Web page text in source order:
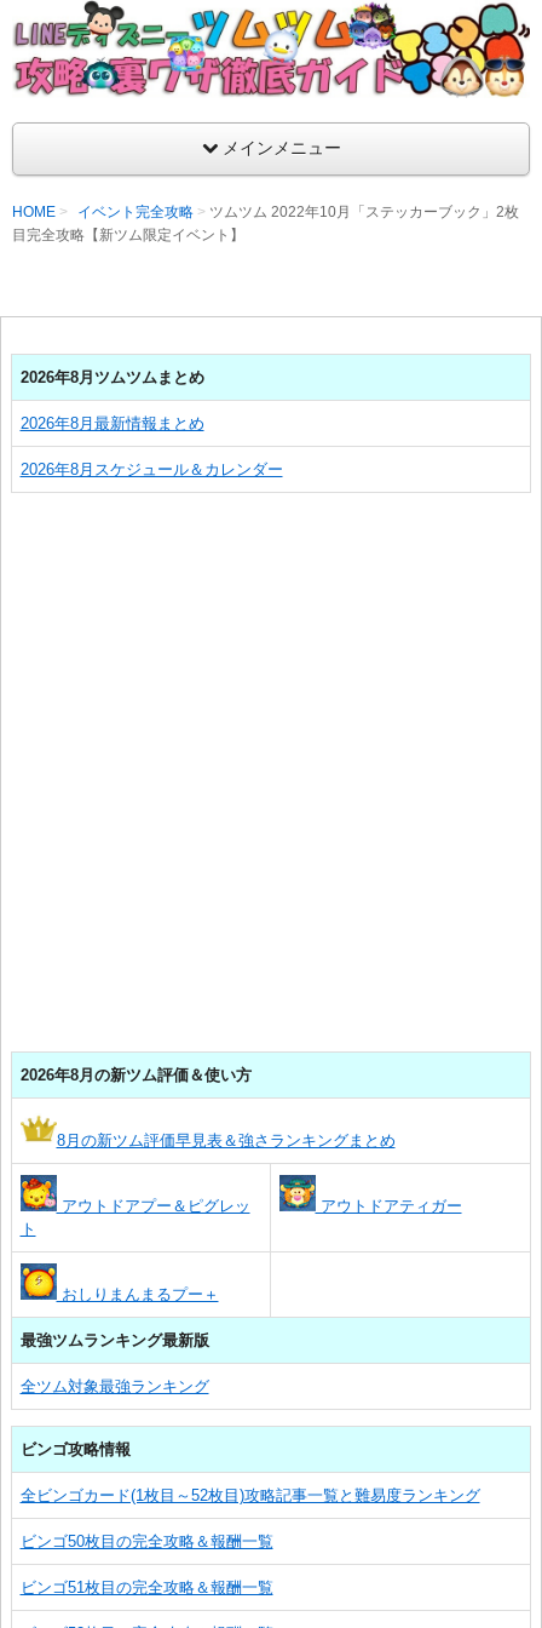
LINEディズニー ツムツム攻略・裏ワザ徹底
支持率No1！痒いところに手が届くツムツム攻略サイト！新ツ
ラ評価も丁寧に解説！ツムツムを120％楽しめるサイトを目指し
メインメニュー
HOME イベント完全攻略
ツムツム 2022年10月「ステッカーブック」2枚
目完全攻略【新ツム限定イベント】
2026年8月ツムツムまとめ
2026年8月最新情報まとめ
2026年8月スケジュール＆カレンダー
2026年8月の新ツム評価＆使い方
8月の新ツム評価早見表＆強さランキングまとめ
アウトドアプー＆ピグレッ
ト
アウトドアティガー
おしりまんまるプー＋
最強ツムランキング最新版
全ツム対象最強ランキング
ビンゴ攻略情報
全ビンゴカード(1枚目～52枚目)攻略記事一覧と難易度ランキング
ビンゴ50枚目の完全攻略＆報酬一覧
ビンゴ51枚目の完全攻略＆報酬一覧